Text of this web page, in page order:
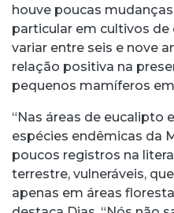
houve poucas
particular em cultivos
variar entre seis e nove
relação positiva na
pequenos mamíferos
“Nas áreas de eucalipto
espécies endêmicas da
poucos registros na
terrestre, vulneráveis,
apenas em áreas